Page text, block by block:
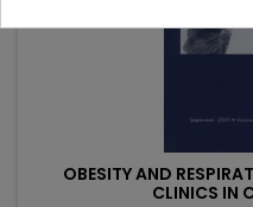
OBESITY AND
CLINICS IN